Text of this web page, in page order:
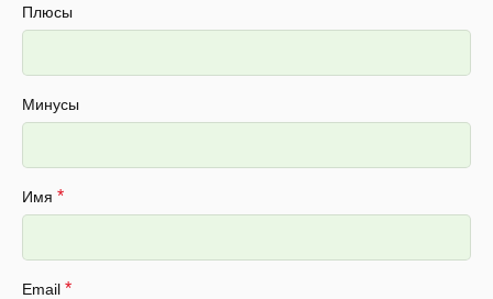
Плюсы
Минусы
Имя *
Email *